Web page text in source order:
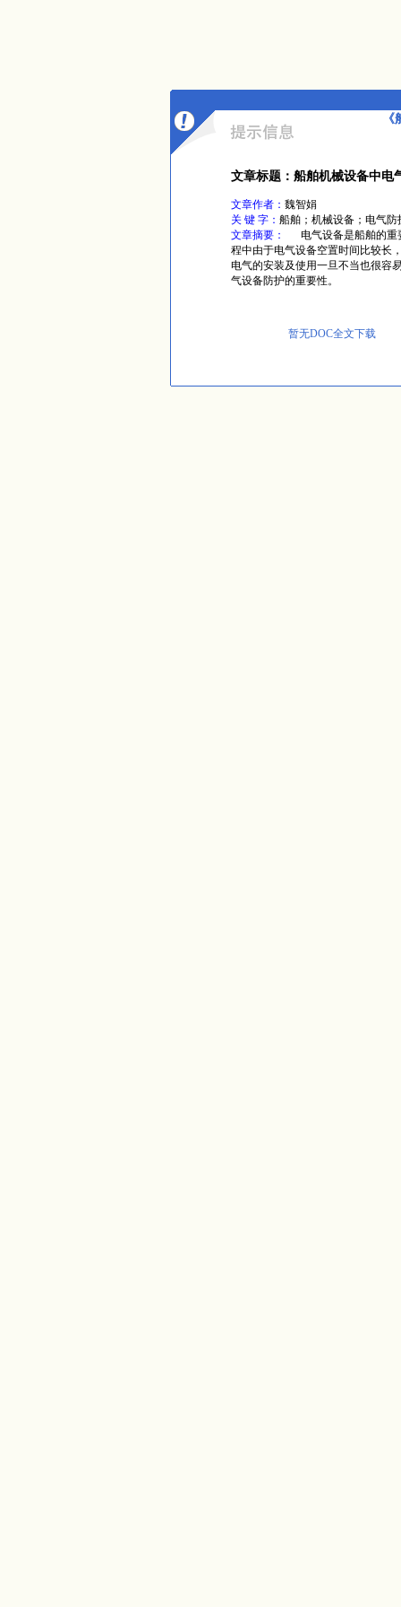
文章标题：船舶机械设备中电
文章作者： 魏智娟
关 键 字： 船舶；机械设备；电气防
文章摘要：
电气设备是船舶的重
程中由于电气设备空置时间比较长
电气的安装及使用一旦不当也很容
气设备防护的重要性。
暂无DOC全文下载